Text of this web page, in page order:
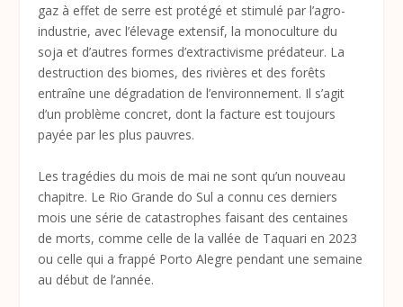
gaz à effet de serre est protégé et stimulé par l’agro-
industrie, avec l’élevage extensif, la monoculture du
soja et d’autres formes d’extractivisme prédateur. La
destruction des biomes, des rivières et des forêts
entraîne une dégradation de l’environnement. Il s’agit
d’un problème concret, dont la facture est toujours
payée par les plus pauvres.
Les tragédies du mois de mai ne sont qu’un nouveau
chapitre. Le Rio Grande do Sul a connu ces derniers
mois une série de catastrophes faisant des centaines
de morts, comme celle de la vallée de Taquari en 2023
ou celle qui a frappé Porto Alegre pendant une semaine
au début de l’année.